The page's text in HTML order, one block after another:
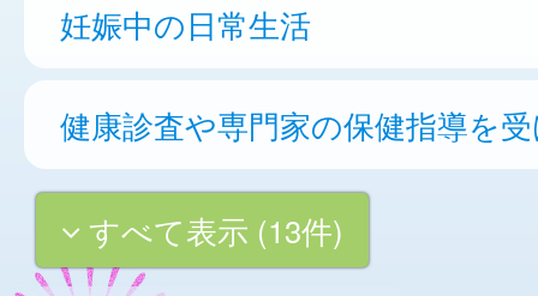
妊娠中の日常生活
健康診査や専門家の保健指導を
すべて表示 (13件)